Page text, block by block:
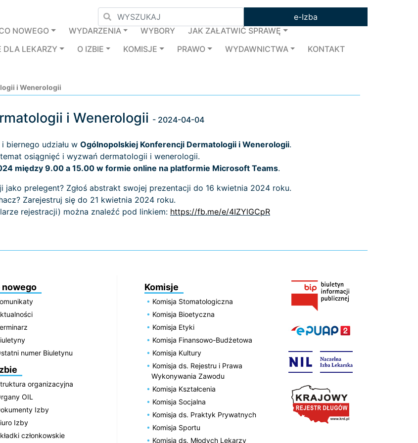
e-Izba
NOWEGO WYDARZENIA WYBORY
JAK ZAŁATWIĆ SPRAWĘ
DLA LEKARZY
O IZBIE KOMISJE PRAWO WYDAWNICTWA KONTAKT
i Wenerologii
i Wenerologii - 2024-04-04
biernego udziału w Ogólnopolskiej Konferencji Dermatologii i Wenerologii.
osiągnięć i wyzwań dermatologii i wenerologii.
między 9.00 a 15.00 w formie online na platformie Microsoft Teams.
prelegent? Zgłoś abstrakt swojej prezentacji do 16 kwietnia 2024 roku.
Zarejestruj się do 21 kwietnia 2024 roku.
rejestracji) można znaleźć pod linkiem: https://fb.me/e/4IZYlGCpR
nowego
numer Biuletynu
organizacyjna
OIL
Izby
Izby
członkowskie
Komisje
Komisja Stomatologiczna
Komisja Bioetyczna
Komisja Etyki
Komisja Finansowo-Budżetowa
Komisja Kultury
Komisja ds. Rejestru i Prawa
Wykonywania Zawodu
Komisja Kształcenia
Komisja Socjalna
Komisja ds. Praktyk Prywatnych
Komisja Sportu
Komisja ds. Młodych Lekarzy